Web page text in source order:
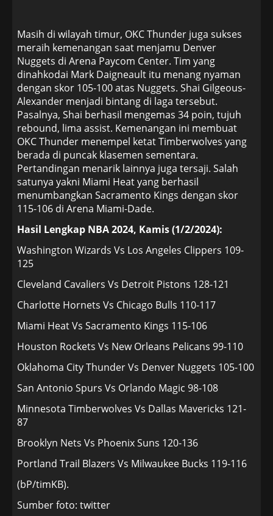
Masih di wilayah timur, OKC Thunder juga sukses
meraih kemenangan saat menjamu Denver
Nuggets di Arena Paycom Center. Tim yang
dinahkodai Mark Daigneault itu menang nyaman
dengan skor 105-100 atas Nuggets. Shai Gilgeous-
Alexander menjadi bintang di laga tersebut.
Pasalnya, Shai berhasil mengemas 34 poin, tujuh
rebound, lima assist. Kemenangan ini membuat
OKC Thunder menempel ketat Timberwolves yang
berada di puncak klasemen sementara.
Pertandingan menarik lainnya juga tersaji. Salah
satunya yakni Miami Heat yang berhasil
menumbangkan Sacramento Kings dengan skor
115-106 di Arena Miami-Dade.
Hasil Lengkap NBA 2024, Kamis (1/2/2024):
Washington Wizards Vs Los Angeles Clippers 109-
125
Cleveland Cavaliers Vs Detroit Pistons 128-121
Charlotte Hornets Vs Chicago Bulls 110-117
Miami Heat Vs Sacramento Kings 115-106
Houston Rockets Vs New Orleans Pelicans 99-110
Oklahoma City Thunder Vs Denver Nuggets 105-100
San Antonio Spurs Vs Orlando Magic 98-108
Minnesota Timberwolves Vs Dallas Mavericks 121-
87
Brooklyn Nets Vs Phoenix Suns 120-136
Portland Trail Blazers Vs Milwaukee Bucks 119-116
(bP/timKB).
Sumber foto: twitter